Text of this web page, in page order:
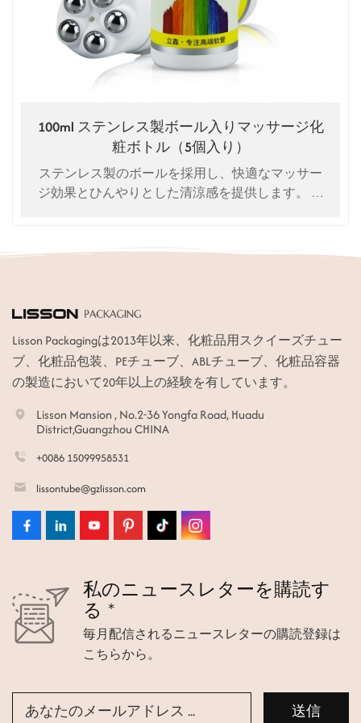
100ml ステンレス製ボール入りマッサージ化
粧ボトル（5個入り）
ステンレス製のボールを採用し、快適なマッサー
ジ効果とひんやりとした清涼感を提供します。 カ
Lisson Packagingは2013年以来、化粧品用スクイーズチュー
ブ、化粧品包装、PEチューブ、ABLチューブ、化粧品容器
の製造において20年以上の経験を有しています。
Lisson Mansion , No.2-36 Yongfa Road, Huadu
District,Guangzhou CHINA
+0086 15099958531
lissontube@gzlisson.com
私のニュースレターを購読す
る *
毎月配信されるニュースレターの購読登録は
こちらから。